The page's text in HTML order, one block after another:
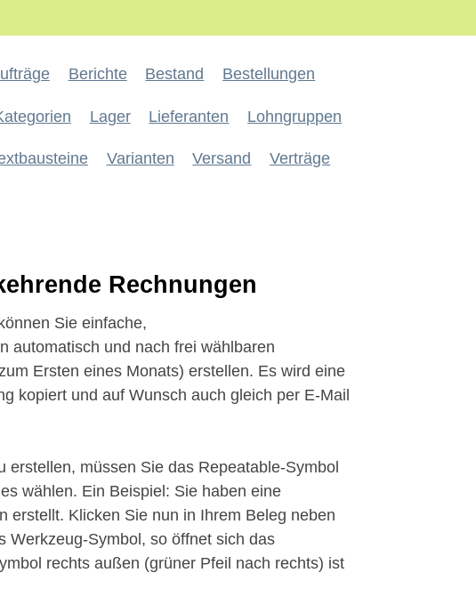
Berichte Bestand Bestellungen
Lager Lieferanten Lohngruppen
Varianten Versand Verträge
Rechnungen
Sie einfache,
automatisch und nach frei wählbaren
Ersten eines Monats) erstellen. Es wird eine
kopiert und auf Wunsch auch gleich per E-Mail
erstellen, müssen Sie das Repeatable-Symbol
wählen. Ein Beispiel: Sie haben eine
erstellt. Klicken Sie nun in Ihrem Beleg neben
Werkzeug-Symbol, so öffnet sich das
rechts außen (grüner Pfeil nach rechts) ist